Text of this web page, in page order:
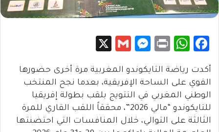
Fa
e
b
o
ok
W
at
sA
p
p
Pr
t
M
se
n
g
er
G
ail
أكدت رياضة التايكوندو المغربية مرة أخرى حضورها
القوي على الساحة الإفريقية، بعدما نجح المنتخب
الوطني المغربي في التتويج بلقب بطولة إفريقيا
للتايكوندو “مالي 2026”، محققاً اللقب القاري للمرة
الثالثة على التوالي، خلال المنافسات التي احتضنتها